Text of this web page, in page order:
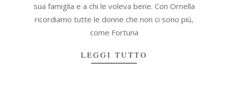
sua famiglia e a chi le voleva bene. Con Ornella
ricordiamo tutte le donne che non ci sono più,
come Fortuna
LEGGI TUTTO